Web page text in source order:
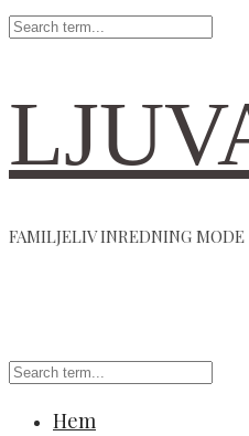
FAMILJELIV INREDNING MODE
Hem